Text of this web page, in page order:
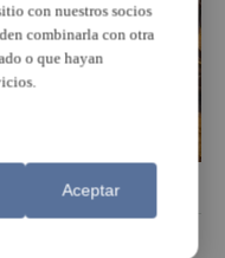
con nuestros socios
combinarla con otra
o que hayan
Aceptar